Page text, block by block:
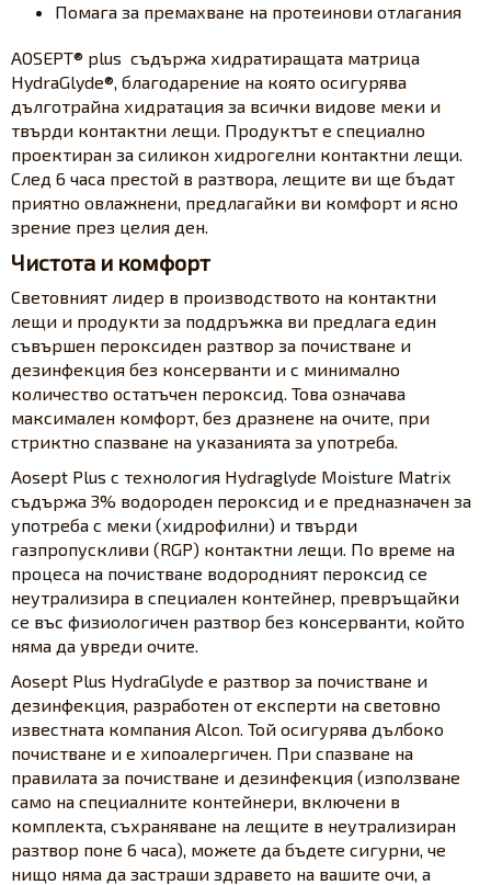
Помага за премахване на протеинови отлагания
AOSEPT® plus съдържа хидратиращата матрица
HydraGlyde®, благодарение на която осигурява
дълготрайна хидратация за всички видове меки и
твърди контактни лещи. Продуктът е специално
проектиран за силикон хидрогелни контактни лещи.
След 6 часа престой в разтвора, лещите ви ще бъдат
приятно овлажнени, предлагайки ви комфорт и ясно
зрение през целия ден.
Чистота и комфорт
Световният лидер в производството на контактни
лещи и продукти за поддръжка ви предлага един
съвършен пероксиден разтвор за почистване и
дезинфекция без консерванти и с минимално
количество остатъчен пероксид. Това означава
максимален комфорт, без дразнене на очите, при
стриктно спазване на указанията за употреба.
Aosept Plus с технология Hydraglyde Moisture Matrix
съдържа 3% водороден пероксид и е предназначен за
употреба с меки (хидрофилни) и твърди
газпропускливи (RGP) контактни лещи. По време на
процеса на почистване водородният пероксид се
неутрализира в специален контейнер, превръщайки
се въс физиологичен разтвор без консерванти, който
няма да увреди очите.
Aosept Plus HydraGlyde е разтвор за почистване и
дезинфекция, разработен от експерти на световно
известната компания Alcon. Той осигурява дълбоко
почистване и е хипоалергичен. При спазване на
правилата за почистване и дезинфекция (използване
само на специалните контейнери, включени в
комплекта, съхраняване на лещите в неутрализиран
разтвор поне 6 часа), можете да бъдете сигурни, че
нищо няма да застраши здравето на вашите очи, а